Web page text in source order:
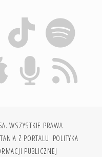
WSZYSTKIE PRAWA
Z PORTALU POLITYKA
PUBLICZNEJ